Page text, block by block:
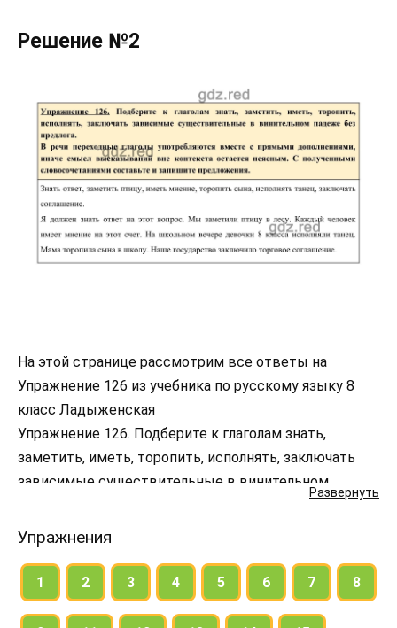
Решение №2
Развернуть
На этой странице рассмотрим все ответы на
Упражнение 126 из учебника по русскому языку 8
класс Ладыженская
Упражнение 126. Подберите к глаголам знать,
заметить, иметь, торопить, исполнять, заключать
зависимые существительные в винительном
В речи переходные глаголы употребляются вместе с
высказываний вне контекста остается неясным. С
полученными словосочетаниями составьте и
Упражнения
1 2 3 4 5 6 7 8